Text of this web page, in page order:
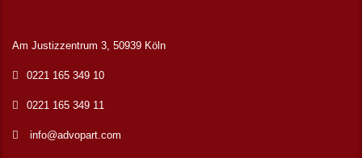
Am Justizzentrum 3, 50939 Köln
0221 165 349 10
0221 165 349 11
info@advopart.com